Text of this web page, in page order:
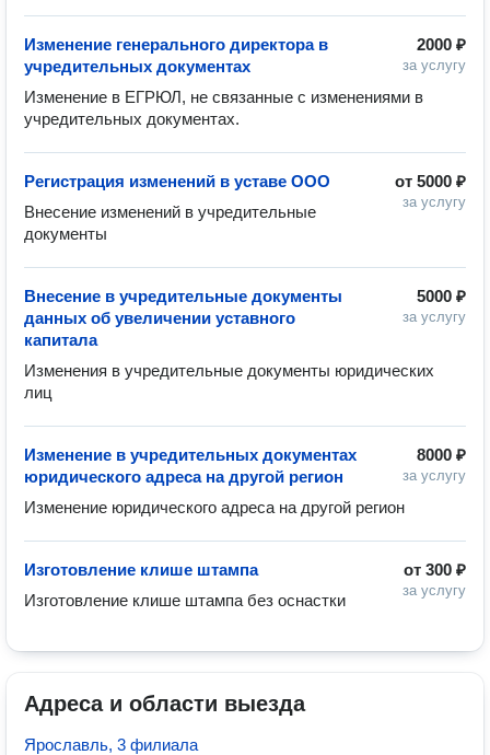
2000 ₽
за услугу
Изменение генерального директора в
учредительных документах
Изменение в ЕГРЮЛ, не связанные с изменениями в
учредительных документах.
от 5000 ₽
за услугу
Регистрация изменений в уставе ООО
Внесение изменений в учредительные
документы
5000 ₽
за услугу
Внесение в учредительные документы
данных об увеличении уставного
капитала
Изменения в учредительные документы юридических
лиц
8000 ₽
за услугу
Изменение в учредительных документах
юридического адреса на другой регион
Изменение юридического адреса на другой регион
от 300 ₽
за услугу
Изготовление клише штампа
Изготовление клише штампа без оснастки
Адреса и области выезда
Ярославль, 3 филиала